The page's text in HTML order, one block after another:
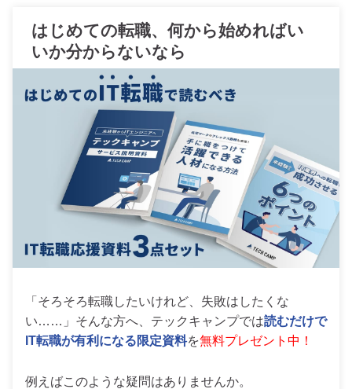
はじめての転職、何から始めればい
いか分からないなら
「そろそろ転職したいけれど、失敗はしたくな
い……」そんな方へ、テックキャンプでは読むだけで
IT転職が有利になる限定資料を無料プレゼント中！
例えばこのような疑問はありませんか。